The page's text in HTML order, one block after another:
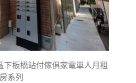
下板橋站付傢俱家電單人月租
系列